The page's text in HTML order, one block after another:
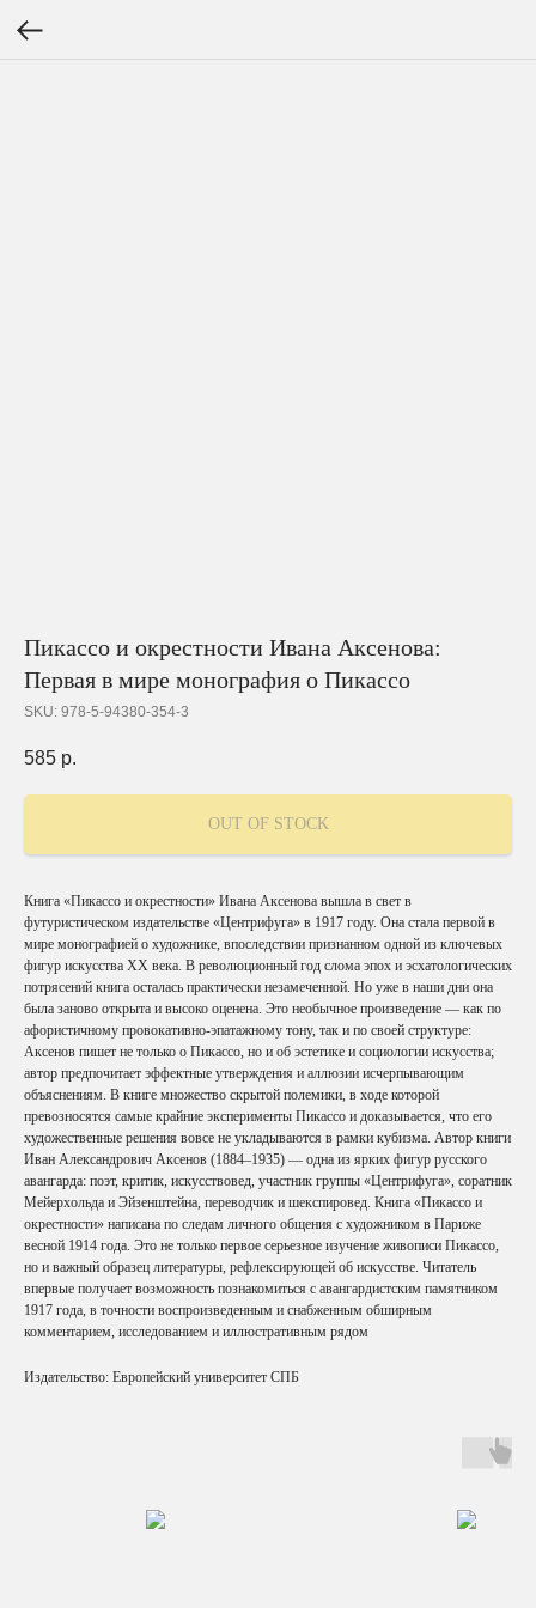
Пикассо и окрестности Ивана Аксенова:
Первая в мире монография о Пикассо
SKU: 978-5-94380-354-3
585 р.
OUT OF STOCK
Книга «Пикассо и окрестности» Ивана Аксенова вышла в свет в
футуристическом издательстве «Центрифуга» в 1917 году. Она стала первой в
мире монографией о художнике, впоследствии признанном одной из ключевых
фигур искусства XX века. В революционный год слома эпох и эсхатологических
потрясений книга осталась практически незамеченной. Но уже в наши дни она
была заново открыта и высоко оценена. Это необычное произведение — как по
афористичному провокативно-эпатажному тону, так и по своей структуре:
Аксенов пишет не только о Пикассо, но и об эстетике и социологии искусства;
автор предпочитает эффектные утверждения и аллюзии исчерпывающим
объяснениям. В книге множество скрытой полемики, в ходе которой
превозносятся самые крайние эксперименты Пикассо и доказывается, что его
художественные решения вовсе не укладываются в рамки кубизма. Автор книги
Иван Александрович Аксенов (1884–1935) — одна из ярких фигур русского
авангарда: поэт, критик, искусствовед, участник группы «Центрифуга», соратник
Мейерхольда и Эйзенштейна, переводчик и шекспировед. Книга «Пикассо и
окрестности» написана по следам личного общения с художником в Париже
весной 1914 года. Это не только первое серьезное изучение живописи Пикассо,
но и важный образец литературы, рефлексирующей об искусстве. Читатель
впервые получает возможность познакомиться с авангардистским памятником
1917 года, в точности воспроизведенным и снабженным обширным
комментарием, исследованием и иллюстративным рядом
Издательство: Европейский университет СПБ